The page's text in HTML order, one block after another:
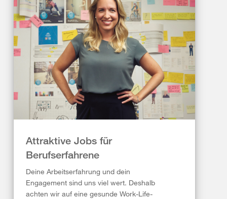
Attraktive Jobs für
Berufserfahrene
Deine Arbeitserfahrung und dein
Engagement sind uns viel wert. Deshalb
achten wir auf eine gesunde Work-Life-